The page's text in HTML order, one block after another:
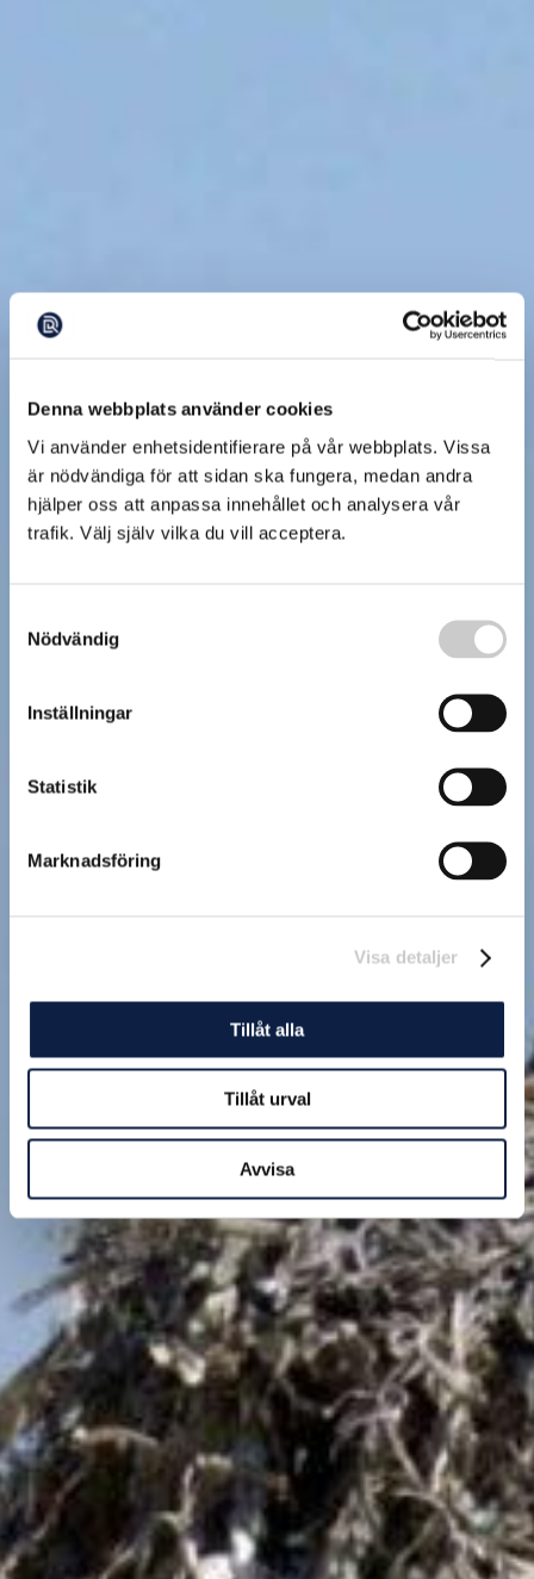
Denna webbplats använder cookies
Vi använder enhetsidentifierare på vår webbplats. Vissa
är nödvändiga för att sidan ska fungera, medan andra
hjälper oss att anpassa innehållet och analysera vår
trafik. Välj själv vilka du vill acceptera.
Nödvändig
Inställningar
Statistik
Marknadsföring
Visa detaljer
Tillåt alla
Tillåt urval
Avvisa